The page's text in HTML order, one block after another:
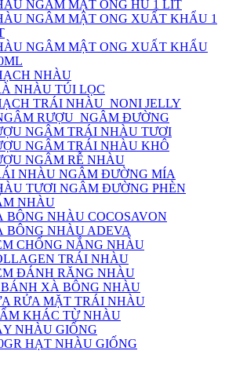
NGÂM MẬT ONG HŨ 1 LÍT
NGÂM MẬT ONG XUẤT KHẨU 1
NGÂM MẬT ONG XUẤT KHẨU
NHÀU
NHÀU TÚI LỌC
TRÁI NHÀU_NONI JELLY
RƯỢU_NGÂM ĐƯỜNG
NGÂM TRÁI NHÀU TƯƠI
NGÂM TRÁI NHÀU KHÔ
NGÂM RỄ NHÀU
NHÀU NGÂM ĐƯỜNG MÍA
TƯƠI NGÂM ĐƯỜNG PHÈN
NHÀU
BÔNG NHÀU COCOSAVON
BÔNG NHÀU ADEVA
CHỐNG NẮNG NHÀU
TRÁI NHÀU
ĐÁNH RĂNG NHÀU
BÁNH XÀ BÔNG NHÀU
RỬA MẶT TRÁI NHÀU
KHÁC TỪ NHÀU
NHÀU GIỐNG
HẠT NHÀU GIỐNG